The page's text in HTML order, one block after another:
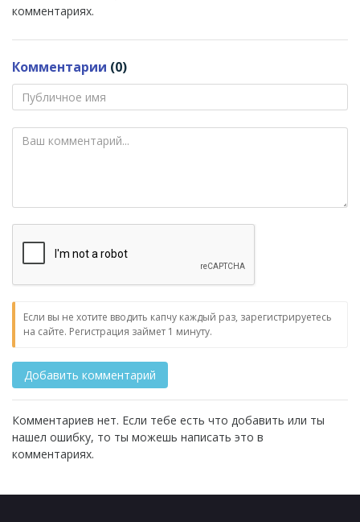
комментариях.
Комментарии (0)
Если вы не хотите вводить капчу каждый раз, зарегистрируетесь
на сайте. Регистрация займет 1 минуту.
Комментариев нет. Если тебе есть что добавить или ты
нашел ошибку, то ты можешь написать это в
комментариях.